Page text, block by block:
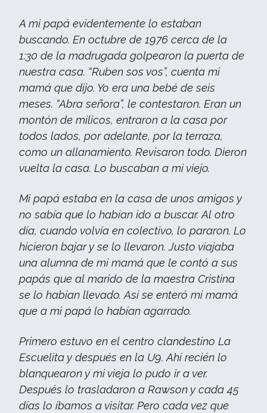
A mi papá evidentemente lo estaban
buscando. En octubre de 1976 cerca de la
1:30 de la madrugada golpearon la puerta de
nuestra casa. “Ruben sos vos”, cuenta mi
mamá que dijo. Yo era una bebé de seis
meses. “Abra señora”, le contestaron. Eran un
montón de milicos, entraron a la casa por
todos lados, por adelante, por la terraza,
como un allanamiento. Revisaron todo. Dieron
vuelta la casa. Lo buscaban a mi viejo.
Mi papá estaba en la casa de unos amigos y
no sabía que lo habían ido a buscar. Al otro
día, cuando volvía en colectivo, lo pararon. Lo
hicieron bajar y se lo llevaron. Justo viajaba
una alumna de mi mamá que le contó a sus
papás que al marido de la maestra Cristina
se lo habían llevado. Así se enteró mi mamá
que a mi papá lo habían agarrado.
Primero estuvo en el centro clandestino La
Escuelita y después en la U9. Ahí recién lo
blanquearon y mi vieja lo pudo ir a ver.
Después lo trasladaron a Rawson y cada 45
días lo íbamos a visitar. Pero cada vez que